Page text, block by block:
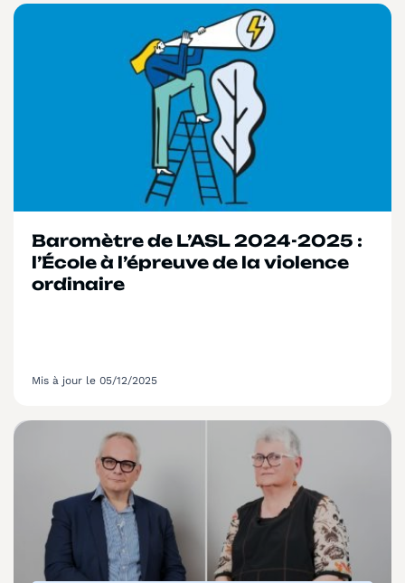
Baromètre de L’ASL 2024-2025 :
l’École à l’épreuve de la violence
ordinaire
Mis à jour le 05/12/2025